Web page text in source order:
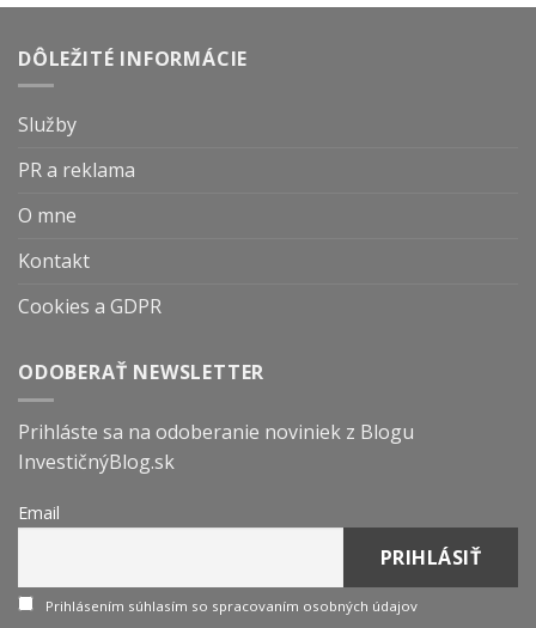
DÔLEŽITÉ INFORMÁCIE
Služby
PR a reklama
O mne
Kontakt
Cookies a GDPR
ODOBERAŤ NEWSLETTER
Prihláste sa na odoberanie noviniek z Blogu
InvestičnýBlog.sk
Email
Prihlásením súhlasím so spracovaním osobných údajov